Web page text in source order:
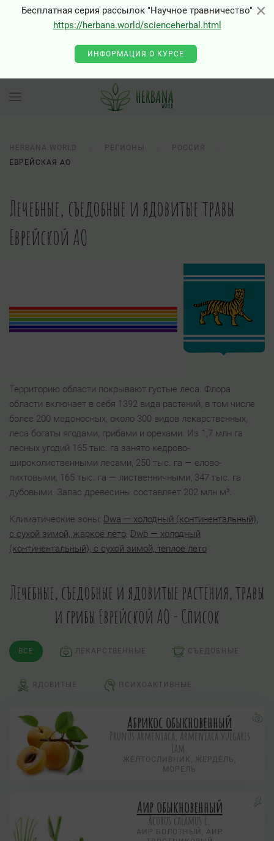
×
Бесплатная серия рассылок "Научное травничество"
https://herbana.world/scienceherbal.html
ИНФОРМАЦИЯ О КУРСЕ
HERBANA.WORLD РЕГИОНЫ
РОССИЯ
ЕВРЕЙСКАЯ АО
Лечебные, съедобные и ядовитые травы
Еврейской АО
Территорию области покрывают густые леса. Флора
области включает в себя 1392 вида растений, в том числе
более 200 медоносных, около 300 видов лекарственных,
леса богаты ягодами, грибами и орехами. Из 1,7 млн га
лесных угодий 165 тыс. га занято кедрово-
широколиственными лесами, 250 тыс. га — елово-
пихтовыми, 165 тыс. га — лиственничными, 347 тыс. га
дубовыми. Запас древесины составляет 202 млн м³.
Климатические зоны: Dwa — холодный (континентальный),
с сухой зимой, жаркое лето, Dwb — холодный
(континентальный), с сухой зимой, теплое лето
Лечебные, съедобные и ядовитые растения, травы
и грибы Еврейской АО - Список
ВСЕ ЛЕКАРСТВЕННЫЕ СЪЕДОБНЫЕ
ЯДОВИТЫЕ ПСИХОАКТИВНЫЕ
Абрикос обыкновенный
Prunus armeniaca, Armeniaca vulgaris
Lam.
ЖЕЛТОСЛИВНИК, ЖЕРДЕЛЬ,
МОРЕЛЬ
Аир обыкновенный
Acorus calamus L.
АИР БОЛОТНЫЙ, АИР
×